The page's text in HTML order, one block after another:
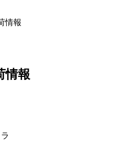
情報
情報